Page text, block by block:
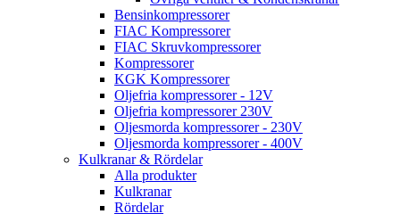
Bensinkompressorer
FIAC Kompressorer
FIAC Skruvkompressorer
Kompressorer
KGK Kompressorer
Oljefria kompressorer - 12V
Oljefria kompressorer 230V
Oljesmorda kompressorer - 230V
Oljesmorda kompressorer - 400V
Kulkranar & Rördelar
Alla produkter
Kulkranar
Rördelar